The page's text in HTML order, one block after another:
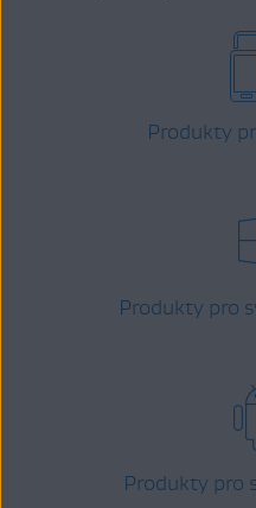
Produkty
Produkty pro
Produkty pro